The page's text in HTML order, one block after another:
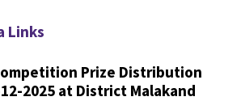
Links
Prize Distribution
2025 at District Malakand